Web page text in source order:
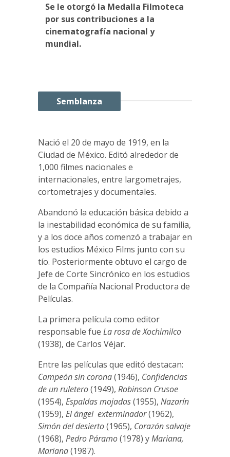
Se le otorgó la Medalla Filmoteca
por sus contribuciones a la
cinematografía nacional y
mundial.
Semblanza
Nació el 20 de mayo de 1919, en la
Ciudad de México. Editó alrededor de
1,000 filmes nacionales e
internacionales, entre largometrajes,
cortometrajes y documentales.
Abandonó la educación básica debido a
la inestabilidad económica de su familia,
y a los doce años comenzó a trabajar en
los estudios México Films junto con su
tío. Posteriormente obtuvo el cargo de
Jefe de Corte Sincrónico en los estudios
de la Compañía Nacional Productora de
Películas.
La primera película como editor
responsable fue La rosa de Xochimilco
(1938), de Carlos Véjar.
Entre las películas que editó destacan:
Campeón sin corona(1946), Confidencias
de un ruletero(1949), Robinson Crusoe
(1954), Espaldas mojadas(1955), Nazarín
(1959), El ángel exterminador(1962),
Simón del desierto(1965), Corazón salvaje
(1968), Pedro Páramo(1978) yMariana,
Mariana(1987).